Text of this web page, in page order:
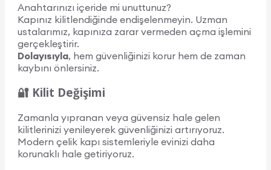
Anahtarınızı içeride mi unuttunuz?
Kapınız kilitlendiğinde endişelenmeyin. Uzman
ustalarımız, kapınıza zarar vermeden açma işlemini
gerçekleştirir.
Dolayısıyla, hem güvenliğinizi korur hem de zaman
kaybını önlersiniz.
🔐 Kilit Değişimi
Zamanla yıpranan veya güvensiz hale gelen
kilitlerinizi yenileyerek güvenliğinizi artırıyoruz.
Modern çelik kapı sistemleriyle evinizi daha
korunaklı hale getiriyoruz.